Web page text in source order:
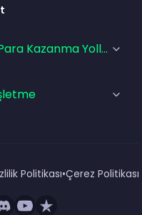
Kazanma Yolları
Politikası•Çerez Politikası